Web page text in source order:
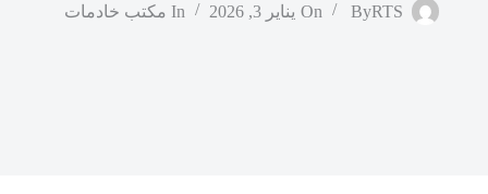
ByRTS
On يناير 3, 2026 In مكتب خادمات